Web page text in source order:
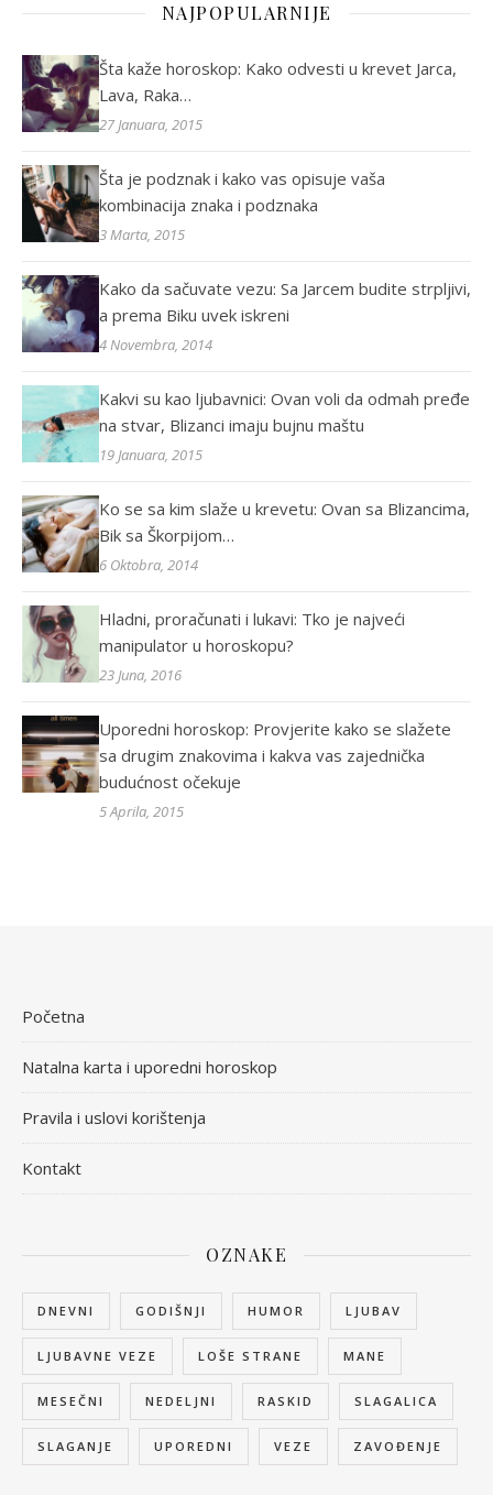
NAJPOPULARNIJE
Šta kaže horoskop: Kako odvesti u krevet Jarca,
Lava, Raka…
27 Januara, 2015
Šta je podznak i kako vas opisuje vaša
kombinacija znaka i podznaka
3 Marta, 2015
Kako da sačuvate vezu: Sa Jarcem budite strpljivi,
a prema Biku uvek iskreni
4 Novembra, 2014
Kakvi su kao ljubavnici: Ovan voli da odmah pređe
na stvar, Blizanci imaju bujnu maštu
19 Januara, 2015
Ko se sa kim slaže u krevetu: Ovan sa Blizancima,
Bik sa Škorpijom…
6 Oktobra, 2014
Hladni, proračunati i lukavi: Tko je najveći
manipulator u horoskopu?
23 Juna, 2016
Uporedni horoskop: Provjerite kako se slažete
sa drugim znakovima i kakva vas zajednička
budućnost očekuje
5 Aprila, 2015
Početna
Natalna karta i uporedni horoskop
Pravila i uslovi korištenja
Kontakt
OZNAKE
DNEVNI GODIŠNJI HUMOR LJUBAV
LJUBAVNE VEZE LOŠE STRANE MANE
MESEČNI NEDELJNI RASKID SLAGALICA
SLAGANJE UPOREDNI VEZE ZAVOĐENJE